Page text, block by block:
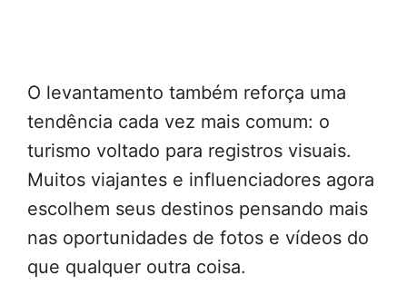
O levantamento também reforça uma
tendência cada vez mais comum: o
turismo voltado para registros visuais.
Muitos viajantes e influenciadores agora
escolhem seus destinos pensando mais
nas oportunidades de fotos e vídeos do
que qualquer outra coisa.